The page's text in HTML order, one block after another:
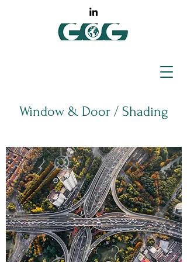
Window & Door / Shading